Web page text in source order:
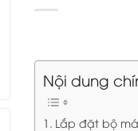
Nội dung
Lắp đặt bộ